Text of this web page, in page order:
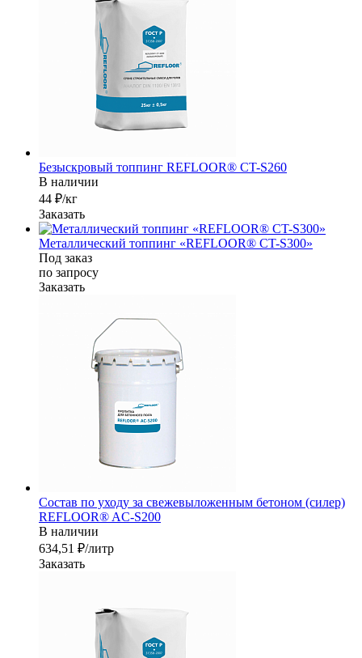
Безыскровый топпинг REFLOOR® CT-S260
В наличии
44 ₽/кг
Заказать
Металлический топпинг «REFLOOR® CT-S300»
Под заказ
по запросу
Заказать
Состав по уходу за свежевыложенным бетоном (силер)
REFLOOR® AC-S200
В наличии
634,51 ₽/литр
Заказать